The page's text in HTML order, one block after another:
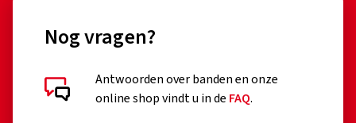
Nog vragen?
Antwoorden over banden en onze
online shop vindt u in de FAQ.